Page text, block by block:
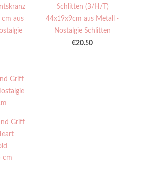
aus
Schlitten (B/H/T)
44x19x9cm aus Metall -
Nostalgie Schlitten
€20.50
Griff
cm